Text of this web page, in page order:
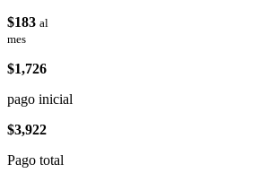
$183 al
mes
$1,726
pago inicial
$3,922
Pago total